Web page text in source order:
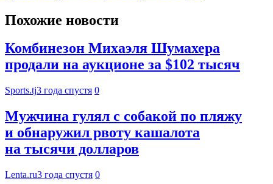
Похожие новости
Комбинезон Михаэля Шумахера
продали на аукционе за $102 тысяч
Sports.tj3 года спустя 0
Мужчина гулял с собакой по пляжу
и обнаружил рвоту кашалота
на тысячи долларов
Lenta.ru3 года спустя 0